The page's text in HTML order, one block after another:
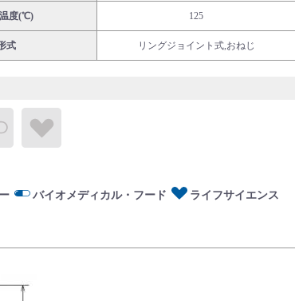
度(℃) 125
式 リングジョイント式,おねじ
ラトリバイオメディカル・フード
バイオメディカル・フード ライフサイエンス